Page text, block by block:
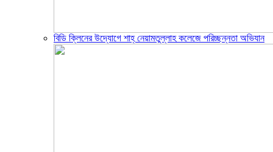
বিডি ক্লিনের উদ্যোগে শাহ্ নেয়ামতুল্লাহ কলেজে পরিচ্ছন্নতা অভিযান